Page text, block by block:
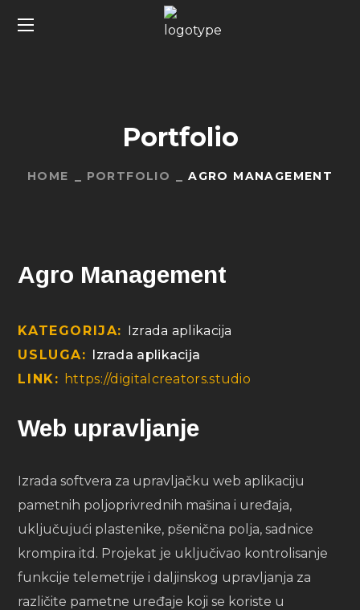
Portfolio
HOME PORTFOLIO AGRO MANAGEMENT
Agro Management
KATEGORIJA: Izrada aplikacija
USLUGA: Izrada aplikacija
LINK: https://digitalcreators.studio
Web upravljanje
Izrada softvera za upravljačku web aplikaciju
pametnih poljoprivrednih mašina i uređaja,
uključujući plastenike, pšenična polja, sadnice
krompira itd. Projekat je uključivao kontrolisanje
funkcije telemetrije i daljinskog upravljanja za
različite pametne uređaje koji se koriste u